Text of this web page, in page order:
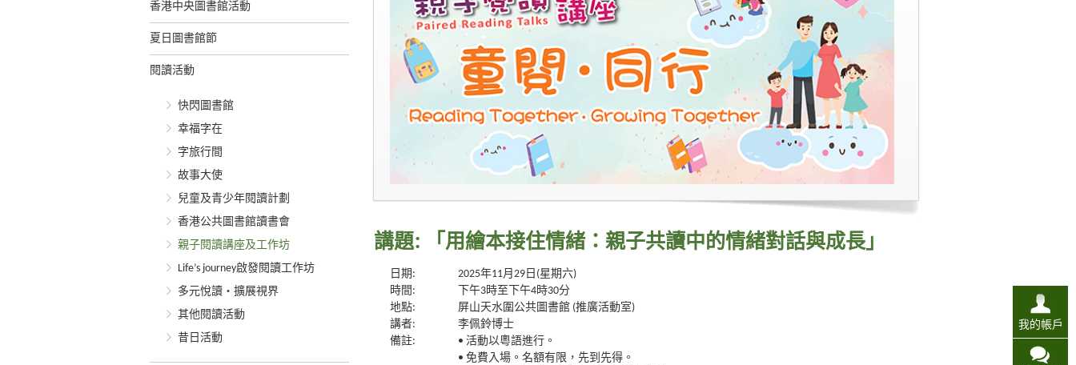
我的帳戶
香港中央圖書館活動
夏日圖書館節
閱讀活動
快閃圖書館
幸福字在
字旅行間
故事大使
兒童及青少年閱讀計劃
香港公共圖書館讀書會
親子閱讀講座及工作坊
Life’s journey啟發閱讀工作坊
多元悅讀‧擴展視界
其他閱讀活動
昔日活動
講題: 「用繪本接住情緒：親子共讀中的情緒對話與成長」
日期:
2025年11月29日(星期六)
時間:
下午3時至下午4時30分
地點:
屏山天水圍公共圖書館 (推廣活動室)
講者:
李佩鈴博士
備註:
• 活動以粵語進行。
• 免費入場。名額有限，先到先得。